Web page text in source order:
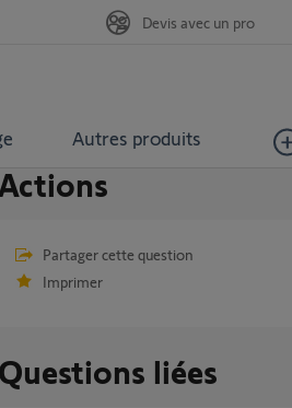
Autres produits
Devis avec un pro
Actions
Partager cette question
Imprimer
Questions liées